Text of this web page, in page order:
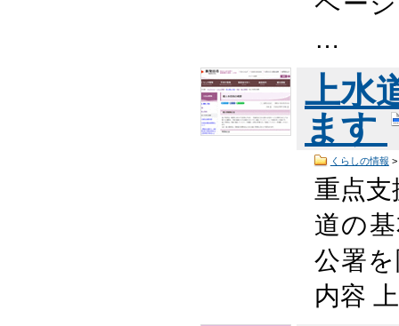
…
上水
ます
くらしの情報 >
重点
道の
公署
内容